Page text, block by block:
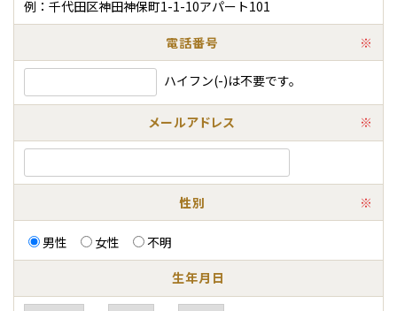
例：千代田区神田神保町1-1-10アパート101
電話番号 ※
ハイフン(-)は不要です。
メールアドレス ※
性別 ※
男性 女性 不明
生年月日